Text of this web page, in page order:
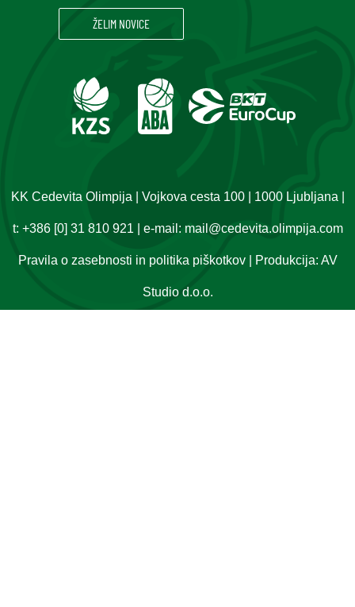
KK Cedevita Olimpija | Vojkova cesta 100 | 1000 Ljubljana |
t: +386 [0] 31 810 921 | e-mail: mail@cedevita.olimpija.com
Pravila o zasebnosti in politika piškotkov| Produkcija: AV
Studio d.o.o.